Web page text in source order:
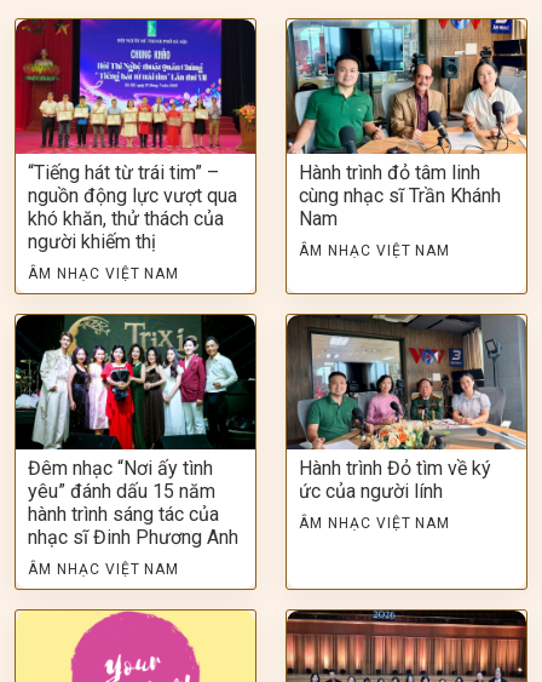
“Tiếng hát từ trái tim” –
nguồn động lực vượt qua
khó khăn, thử thách của
người khiếm thị
ÂM NHẠC VIỆT NAM
Hành trình đỏ tâm linh
cùng nhạc sĩ Trần Khánh
Nam
ÂM NHẠC VIỆT NAM
Đêm nhạc “Nơi ấy tình
yêu” đánh dấu 15 năm
hành trình sáng tác của
nhạc sĩ Đinh Phương Anh
ÂM NHẠC VIỆT NAM
Hành trình Đỏ tìm về ký
ức của người lính
ÂM NHẠC VIỆT NAM